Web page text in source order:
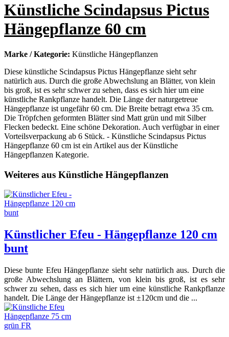
Künstliche Scindapsus Pictus
Hängepflanze 60 cm
Marke / Kategorie: Künstliche Hängepflanzen
Diese künstliche Scindapsus Pictus Hängepflanze sieht sehr
natürlich aus. Durch die große Abwechslung an Blätter, von klein
bis groß, ist es sehr schwer zu sehen, dass es sich hier um eine
künstliche Rankpflanze handelt. Die Länge der naturgetreue
Hängepflanze ist ungefähr 60 cm. Die Breite betragt etwa 35 cm.
Die Tröpfchen geformten Blätter sind Matt grün und mit Silber
Flecken bedeckt. Eine schöne Dekoration. Auch verfügbar in einer
Vorteilsverpackung ab 6 Stück. - Künstliche Scindapsus Pictus
Hängepflanze 60 cm ist ein Artikel aus der Künstliche
Hängepflanzen Kategorie.
Weiteres aus Künstliche Hängepflanzen
Künstlicher Efeu - Hängepflanze 120 cm
bunt
Diese bunte Efeu Hängepflanze sieht sehr natürlich aus. Durch die
große Abwechslung an Blättern, von klein bis groß, ist es sehr
schwer zu sehen, dass es sich hier um eine künstliche Rankpflanze
handelt. Die Länge der Hängepflanze ist ±120cm und die ...